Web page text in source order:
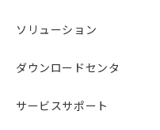
ソリューション
ダウンロードセンタ
サービスサポート